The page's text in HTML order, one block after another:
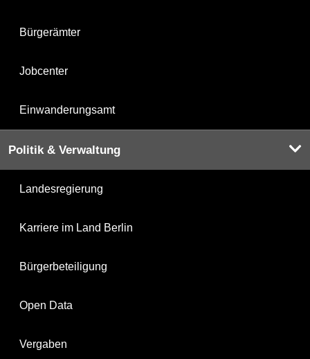
Bürgerämter
Jobcenter
Einwanderungsamt
Politik & Verwaltung
Landesregierung
Karriere im Land Berlin
Bürgerbeteiligung
Open Data
Vergaben